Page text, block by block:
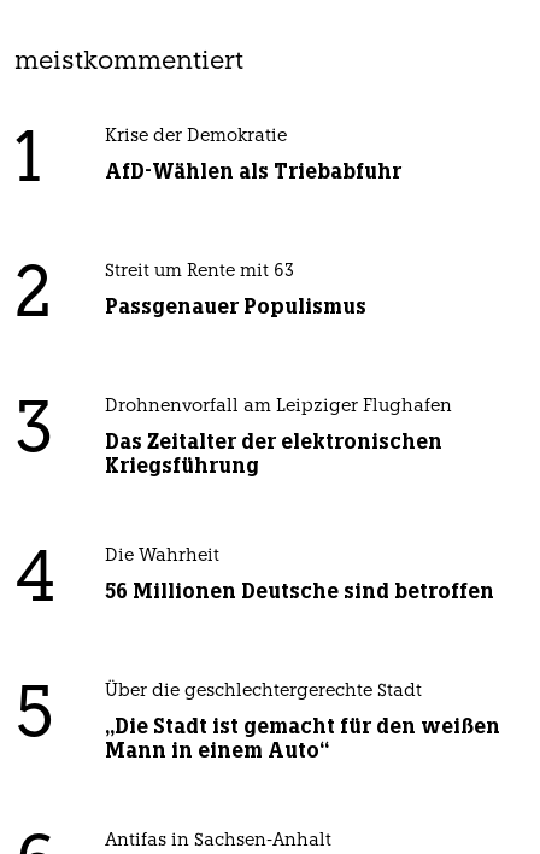
meistkommentiert
1 Krise der Demokratie
AfD-Wählen als Triebabfuhr
2 Streit um Rente mit 63
Passgenauer Populismus
3 Drohnenvorfall am Leipziger Flughafen
Das Zeitalter der elektronischen
Kriegsführung
4 Die Wahrheit
56 Millionen Deutsche sind betroffen
5 Über die geschlechtergerechte Stadt
„Die Stadt ist gemacht für den weißen
Mann in einem Auto“
Antifas in Sachsen-Anhalt